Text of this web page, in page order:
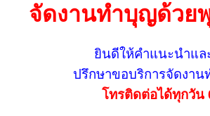
จัดงานทำบุญด้วย
ยินดีให้คำแนะนำแ
ปรึกษาขอบริการจัดงา
โทรติดต่อได้ทุกวัน